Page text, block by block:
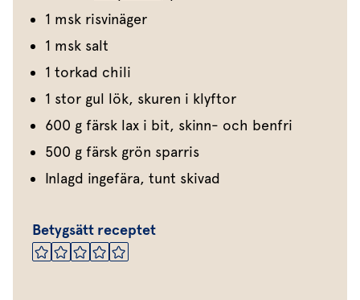
1 msk risvinäger
1 msk salt
1 torkad chili
1 stor gul lök, skuren i klyftor
600 g färsk lax i bit, skinn- och benfri
500 g färsk grön sparris
Inlagd ingefära, tunt skivad
Betygsätt receptet